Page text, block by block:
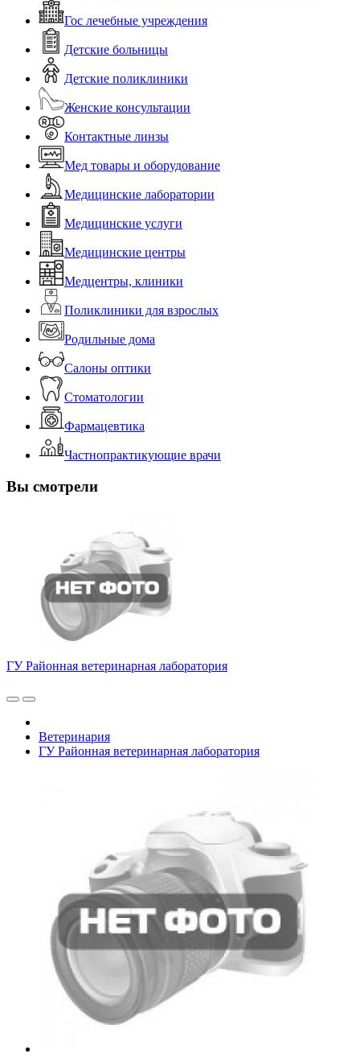
Гос лечебные учреждения
Детские больницы
Детские поликлиники
Женские консультации
Контактные линзы
Мед товары и оборудование
Медицинские лаборатории
Медицинские услуги
Медицинские центры
Медцентры, клиники
Поликлиники для взрослых
Родильные дома
Салоны оптики
Стоматологии
Фармацевтика
Частнопрактикующие врачи
Вы смотрели
ГУ Районная ветеринарная лаборатория
Ветеринария
ГУ Районная ветеринарная лаборатория